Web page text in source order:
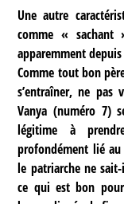
Une autre
comme «
apparemment
Comme tout bon
s’entraîner, ne pas
Vanya (numéro 7)
légitime à
profondément lié
le patriarche ne
ce qui est bon